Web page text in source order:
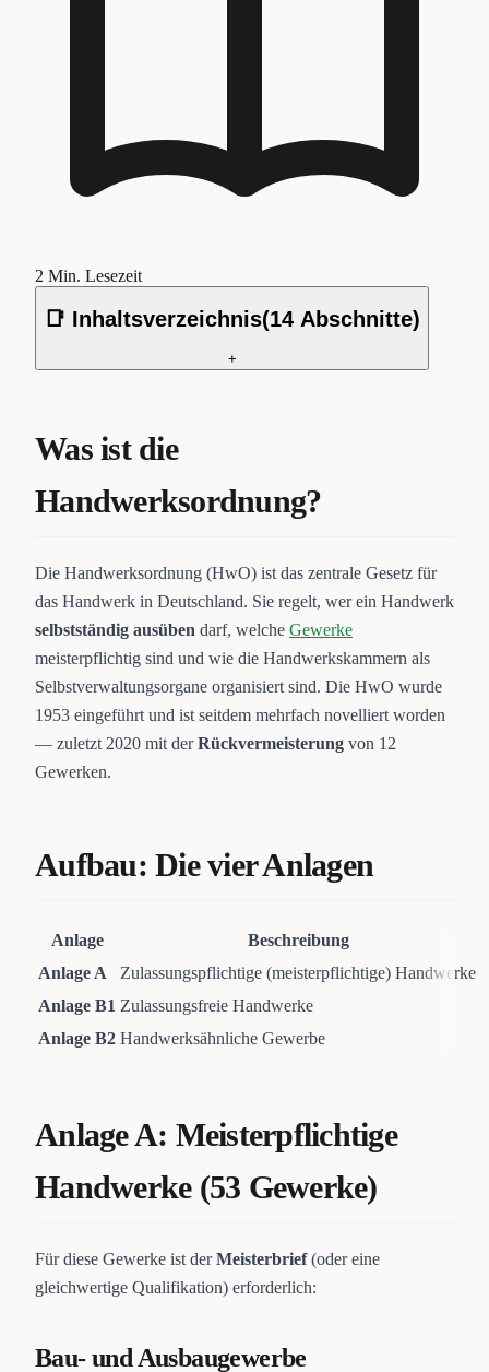
2 Min. Lesezeit
📑 Inhaltsverzeichnis(14 Abschnitte)
+
Was ist die
Handwerksordnung?
Die Handwerksordnung (HwO) ist das zentrale Gesetz für
das Handwerk in Deutschland. Sie regelt, wer ein Handwerk
selbstständig ausüben darf, welche Gewerke
meisterpflichtig sind und wie die Handwerkskammern als
Selbstverwaltungsorgane organisiert sind. Die HwO wurde
1953 eingeführt und ist seitdem mehrfach novelliert worden
— zuletzt 2020 mit derRückvermeisterung von 12
Gewerken.
Aufbau: Die vier Anlagen
Anlage Beschreibung
Anlage A
Zulassungspflichtige (meisterpflichtige) Handwerke
Anlage B1 Zulassungsfreie Handwerke
Anlage B2 Handwerksähnliche Gewerbe
Anlage A: Meisterpflichtige
Handwerke (53 Gewerke)
Für diese Gewerke ist derMeisterbrief(oder eine
gleichwertige Qualifikation) erforderlich:
Bau- und Ausbaugewerbe